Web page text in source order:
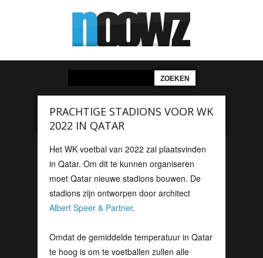
PRACHTIGE STADIONS VOOR WK
2022 IN QATAR
Het WK voetbal van 2022 zal plaatsvinden
in Qatar. Om dit te kunnen organiseren
moet Qatar nieuwe stadions bouwen. De
stadions zijn ontworpen door architect
Albert Speer & Partner.
Omdat de gemiddelde temperatuur in Qatar
te hoog is om te voetballen zullen alle